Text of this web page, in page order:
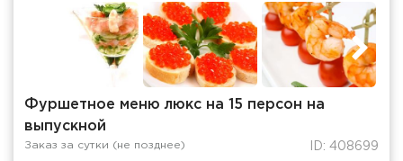
Фуршетное меню люкс на 15 персон на
выпускной
Заказ за сутки (не позднее) ID: 408699